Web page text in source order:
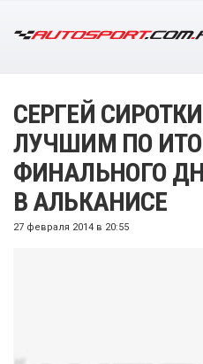
СЕРГЕЙ
ЛУЧШИМ ПО
ФИНАЛЬНОГО
В АЛЬКАНИСЕ
27 февраля 2014 в 20:55